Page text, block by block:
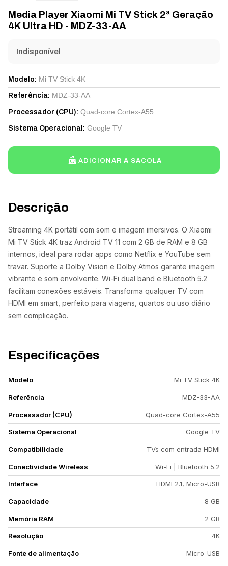
Descrição
Streaming 4K portátil com som e imagem imersivos. O Xiaomi
Mi TV Stick 4K traz Android TV 11 com 2 GB de RAM e 8 GB
internos, ideal para rodar apps como Netflix e YouTube sem
travar. Suporte a Dolby Vision e Dolby Atmos garante imagem
vibrante e som envolvente. Wi-Fi dual band e Bluetooth 5.2
facilitam conexões estáveis. Transforma qualquer TV com
HDMI em smart, perfeito para viagens, quartos ou uso diário
sem complicação.
Especificações
Modelo Mi TV Stick 4K
Referência MDZ-33-AA
Processador (CPU) Quad-core Cortex-A55
Sistema Operacional Google TV
Compatibilidade TVs com entrada HDMI
Conectividade Wireless Wi-Fi | Bluetooth 5.2
Interface HDMI 2.1, Micro-USB
Capacidade 8 GB
Memória RAM 2 GB
Resolução 4K
Fonte de alimentação Micro-USB
Media Player Xiaomi Mi TV Stick 2ª Geração
4K Ultra HD - MDZ-33-AA
Indisponível
Modelo: Mi TV Stick 4K
Referência: MDZ-33-AA
Processador (CPU): Quad-core Cortex-A55
Sistema Operacional : Google TV
ADICIONAR A SACOLA